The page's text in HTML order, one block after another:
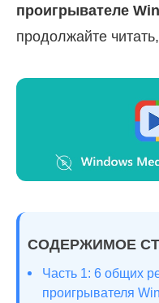
проигрывателе
продолжайте
СОДЕРЖИМОЕ
Часть 1: 6 общих
проигрывателя